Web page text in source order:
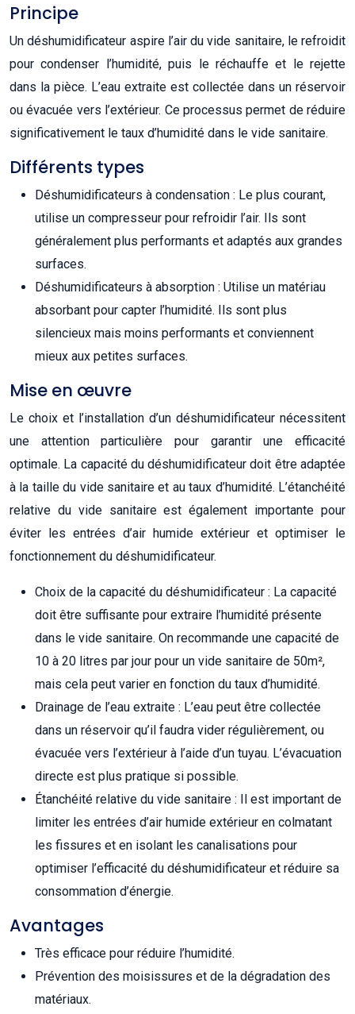
Principe
Un déshumidificateur aspire l’air du vide sanitaire, le refroidit
pour condenser l’humidité, puis le réchauffe et le rejette
dans la pièce. L’eau extraite est collectée dans un réservoir
ou évacuée vers l’extérieur. Ce processus permet de réduire
significativement le taux d’humidité dans le vide sanitaire.
Différents types
Déshumidificateurs à condensation : Le plus courant,
utilise un compresseur pour refroidir l’air. Ils sont
généralement plus performants et adaptés aux grandes
surfaces.
Déshumidificateurs à absorption : Utilise un matériau
absorbant pour capter l’humidité. Ils sont plus
silencieux mais moins performants et conviennent
mieux aux petites surfaces.
Mise en œuvre
Le choix et l’installation d’un déshumidificateur nécessitent
une attention particulière pour garantir une efficacité
optimale. La capacité du déshumidificateur doit être adaptée
à la taille du vide sanitaire et au taux d’humidité. L’étanchéité
relative du vide sanitaire est également importante pour
éviter les entrées d’air humide extérieur et optimiser le
fonctionnement du déshumidificateur.
Choix de la capacité du déshumidificateur : La capacité
doit être suffisante pour extraire l’humidité présente
dans le vide sanitaire. On recommande une capacité de
10 à 20 litres par jour pour un vide sanitaire de 50m²,
mais cela peut varier en fonction du taux d’humidité.
Drainage de l’eau extraite : L’eau peut être collectée
dans un réservoir qu’il faudra vider régulièrement, ou
évacuée vers l’extérieur à l’aide d’un tuyau. L’évacuation
directe est plus pratique si possible.
Étanchéité relative du vide sanitaire : Il est important de
limiter les entrées d’air humide extérieur en colmatant
les fissures et en isolant les canalisations pour
optimiser l’efficacité du déshumidificateur et réduire sa
consommation d’énergie.
Avantages
Très efficace pour réduire l’humidité.
Prévention des moisissures et de la dégradation des
matériaux.